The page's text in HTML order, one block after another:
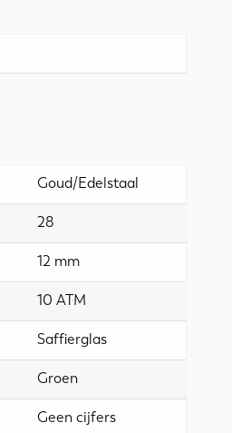
Goud/Edelstaal
28
12 mm
10 ATM
Saffierglas
Groen
Geen cijfers